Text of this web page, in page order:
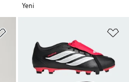
Yeni